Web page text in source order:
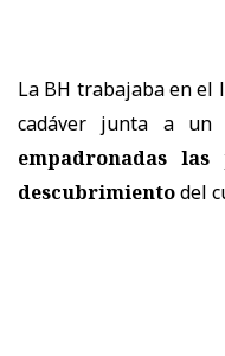
La BH trabajaba en el
cadáver junta a un
empadronadas
descubrimientodel